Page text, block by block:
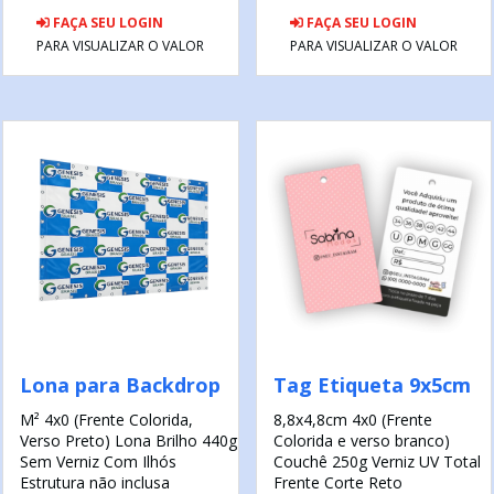
FAÇA SEU LOGIN
PARA VISUALIZAR O VALOR
FAÇA SEU LOGIN
PARA VISUALIZAR O VALOR
Lona para Backdrop
M² 4x0 (Frente Colorida,
Verso Preto) Lona Brilho 440g
Sem Verniz Com Ilhós
Estrutura não inclusa
Tag Etiqueta 9x5cm
8,8x4,8cm 4x0 (Frente
Colorida e verso branco)
Couchê 250g Verniz UV Total
Frente Corte Reto